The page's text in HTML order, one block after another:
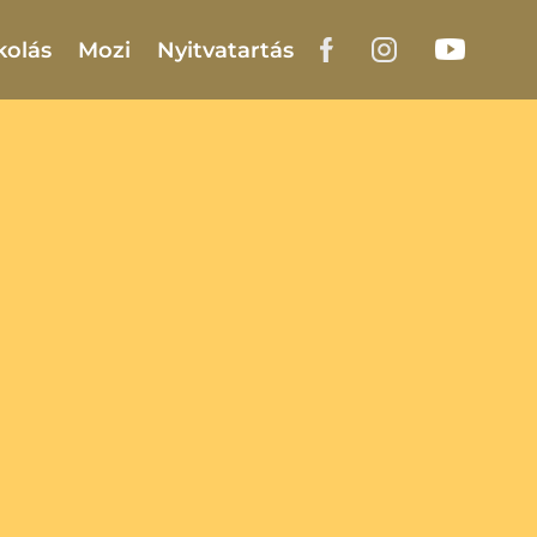
Mozi Nyitvatartás